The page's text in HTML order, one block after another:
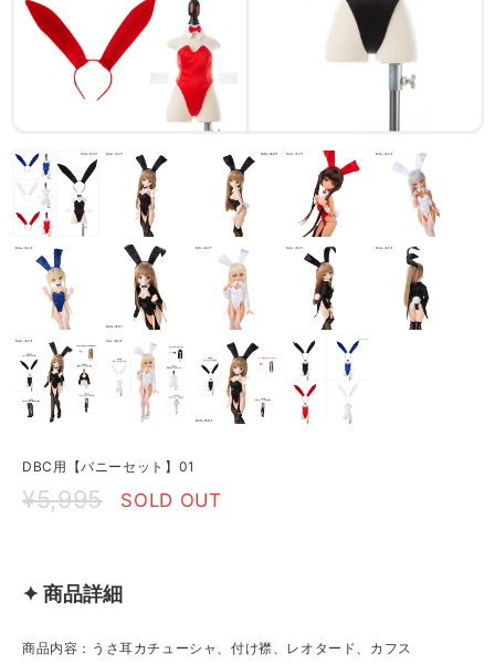
DBC用【バニーセット】01
¥5,995 SOLD OUT
✦ 商品詳細
商品内容：うさ耳カチューシャ、付け襟、レオタード、カフス